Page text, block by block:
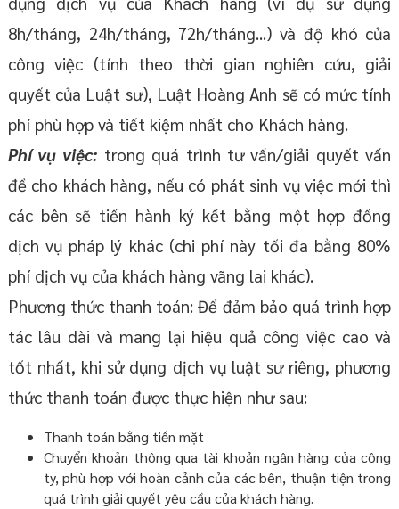
8h/tháng, 24h/tháng, 72h/tháng...) và độ khó của
công việc (tính theo thời gian nghiên cứu, giải
quyết của Luật sư), Luật Hoàng Anh sẽ có mức tính
phí phù hợp và tiết kiệm nhất cho Khách hàng.
Phí vụ việc: trong quá trình tư vấn/giải quyết vấn
đề cho khách hàng, nếu có phát sinh vụ việc mới thì
các bên sẽ tiến hành ký kết bằng một hợp đồng
dịch vụ pháp lý khác (chi phí này tối đa bằng 80%
phí dịch vụ của khách hàng vãng lai khác).
Phương thức thanh toán: Để đảm bảo quá trình hợp
tác lâu dài và mang lại hiệu quả công việc cao và
tốt nhất, khi sử dụng dịch vụ luật sư riêng, phương
thức thanh toán được thực hiện như sau:
Thanh toán bằng tiền mặt
Chuyển khoản thông qua tài khoản ngân hàng của công
ty, phù hợp với hoàn cảnh của các bên, thuận tiện trong
quá trình giải quyết yêu cầu của khách hàng.